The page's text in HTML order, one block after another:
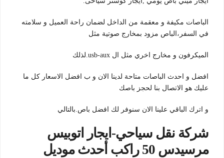
الباصات مكيفة و معقمة من الداخل لضمان راحة العميل و سلامته
في السفر،الباص مزود بمخارج صوتية مثل
الميكرفون و مخارج اخري مثل ال usb-aux.لذلك
افضل و احدث الباصات متاحة لدينا الان و ب افضل الاسعار كل ما
عليك هو الاتصال بنا لحجز باصك
و اترك الباقي علينا الان سنوفر لك افضل باص.بالتالي
شركة نقل سياحي-ايجار اتوبيس
مرسيدس 50 راكب أحدث موديل